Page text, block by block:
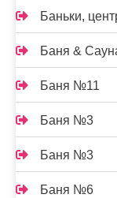
Баньки,
Баня &
Баня №11
Баня №3
Баня №3
Баня №6